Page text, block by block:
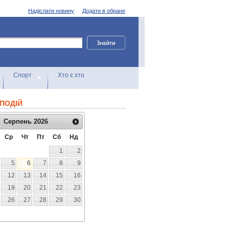
Додати в обране
Надіслати новину
Спорт Хто є хто
Серпень 2026
Ср Чт Пт Сб
Нд
1
2
5 6 7 8
9
12 13 14 15
16
19 20 21 22
23
26 27 28 29
30